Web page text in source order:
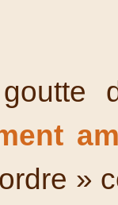
goutte
»